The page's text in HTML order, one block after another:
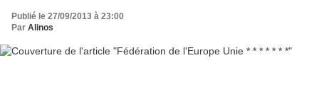
Publié le 27/09/2013 à 23:00
Par Alinos